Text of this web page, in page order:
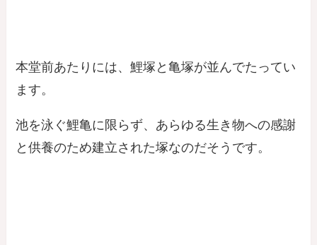
本堂前あたりには、鯉塚と亀塚が並んでたってい
ます。
池を泳ぐ鯉亀に限らず、あらゆる生き物への感謝
と供養のため建立された塚なのだそうです。